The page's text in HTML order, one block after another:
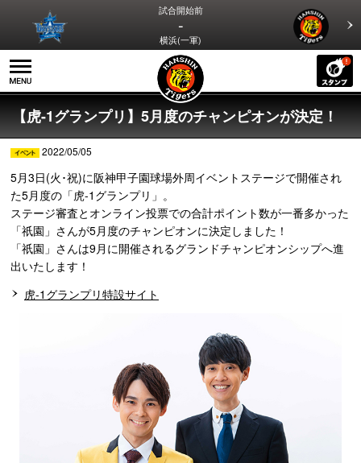
試合開始前
-
横浜(一軍)
【虎-1グランプリ】5月度のチャンピオンが決定！
2022/05/05
5月3日(火･祝)に阪神甲子園球場外周イベントステージで開催され
た5月度の「虎-1グランプリ」。
ステージ審査とオンライン投票での合計ポイント数が一番多かった
「祇園」さんが5月度のチャンピオンに決定しました！
「祇園」さんは9月に開催されるグランドチャンピオンシップへ進
出いたします！
虎-1グランプリ特設サイト